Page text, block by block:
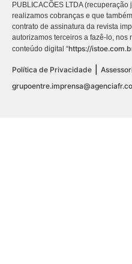
PUBLICACÕES LTDA
realizamos cobranças e que
contrato de assinatura da revista
autorizamos terceiros a fazê-lo,
conteúdo digital “https://
Política de Privacidade